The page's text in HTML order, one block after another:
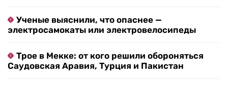
Ученые выяснили, что опаснее —
электросамокаты или электровелосипеды
Трое в Мекке: от кого решили обороняться
Саудовская Аравия, Турция и Пакистан